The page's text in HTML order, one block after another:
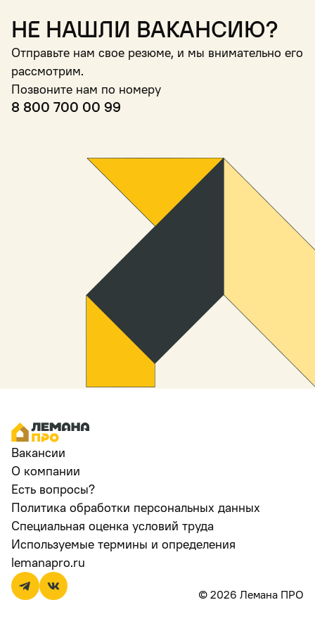
Не нашли вакансию?
Отправьте нам свое резюме, и мы внимательно его
рассмотрим.
Позвоните нам по номеру
8 800 700 00 99
Вакансии
О компании
Есть вопросы?
Политика обработки персональных данных
Специальная оценка условий труда
Используемые термины и определения
lemanapro.ru
© 2026 Лемана ПРО